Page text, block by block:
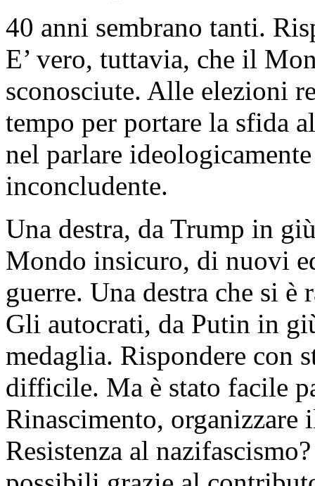
40 anni sembrano tanti.
E’ vero, tuttavia, che il
sconosciute. Alle elezioni
tempo per portare la sfida
nel parlare
inconcludente.
Una destra, da Trump in
Mondo insicuro, di nuovi
guerre. Una destra che si
Gli autocrati, da Putin in
medaglia. Rispondere con
difficile. Ma è stato facile
Rinascimento,
Resistenza al